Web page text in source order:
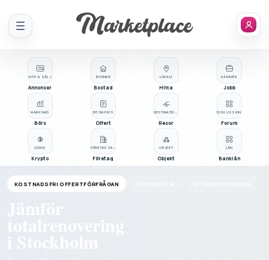
Meny
KÖP & SÄLJ
Annonser
BOENDE
Bostad
OBJEKT
Objekt
BE OM PRIS
Offert
Företag
LÅN
Banklån
MARKNAD
Börs
LOKALT
Hitta
KARRIÄR
Jobb
Resor
COINS
Krypto
DISKUSSION
Forum
KOSTNADSFRI OFFERTFÖRFRÅGAN